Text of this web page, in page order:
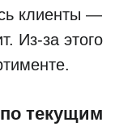
клиенты —
Из-за этого
текущим